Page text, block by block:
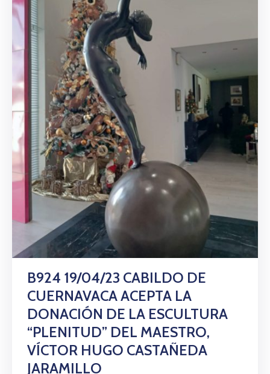
B924 19/04/23 CABILDO DE
CUERNAVACA ACEPTA LA
DONACIÓN DE LA ESCULTURA
“PLENITUD” DEL MAESTRO,
VÍCTOR HUGO CASTAÑEDA
JARAMILLO